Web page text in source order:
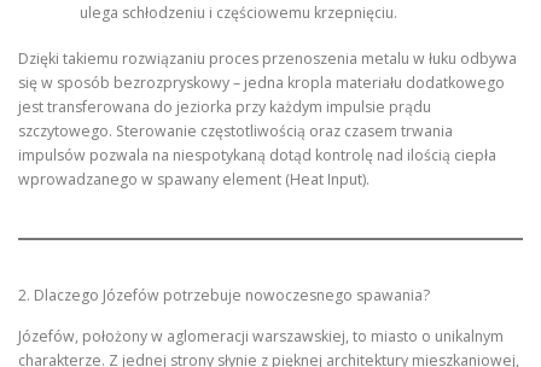
ulega schłodzeniu i częściowemu krzepnięciu.
Dzięki takiemu rozwiązaniu proces przenoszenia metalu w łuku odbywa
się w sposób bezrozpryskowy – jedna kropla materiału dodatkowego
jest transferowana do jeziorka przy każdym impulsie prądu
szczytowego. Sterowanie częstotliwością oraz czasem trwania
impulsów pozwala na niespotykaną dotąd kontrolę nad ilością ciepła
wprowadzanego w spawany element (Heat Input).
2. Dlaczego Józefów potrzebuje nowoczesnego spawania?
Józefów, położony w aglomeracji warszawskiej, to miasto o unikalnym
charakterze. Z jednej strony słynie z pięknej architektury mieszkaniowej,